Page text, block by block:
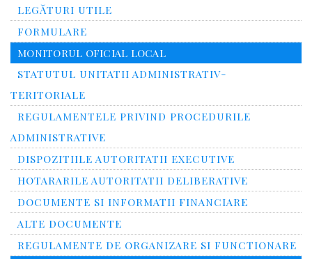
LEGĂTURI UTILE
FORMULARE
MONITORUL OFICIAL LOCAL
STATUTUL UNITATII ADMINISTRATIV-
TERITORIALE
REGULAMENTELE PRIVIND PROCEDURILE
ADMINISTRATIVE
DISPOZITIILE AUTORITATII EXECUTIVE
HOTARARILE AUTORITATII DELIBERATIVE
DOCUMENTE SI INFORMATII FINANCIARE
ALTE DOCUMENTE
REGULAMENTE DE ORGANIZARE SI FUNCTIONARE